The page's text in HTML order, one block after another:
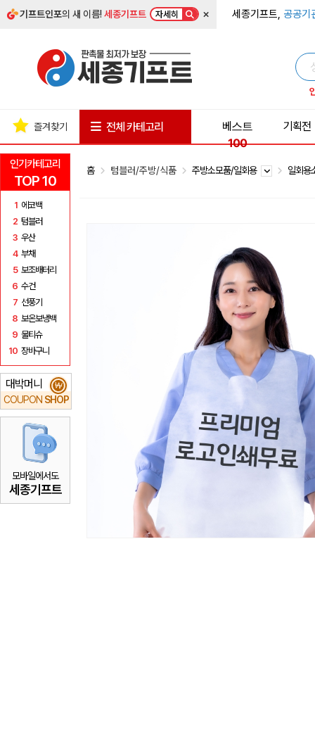
기프트인포의 새 이름!세종기프트 자세히 × 세종기프트, 공공기
인기카테고리
TOP 10
1 에코백
2 텀블러
3 우산
4 부채
5 보조배터리
6 수건
7 선풍기
8 보온보냉백
9 물티슈
10 장바구니
대박머니
COUPON SHOP
₩
모바일에서도
세종기프트
즐겨찾기 전체 카테고리
베스트
100
기획전
홈 텀블러/주방/식품 주방소모품/일회용 일회